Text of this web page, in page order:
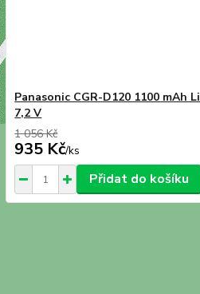
Panasonic CGR-D120 1100 mAh
7,2 V
1 056 Kč
935 Kč/ks
Přidat do košíku